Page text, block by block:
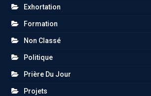
Exhortation
Formation
Non Classé
Politique
Prière Du Jour
Projets